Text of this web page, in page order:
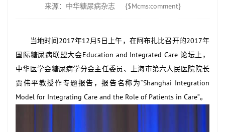
来源：中华糖尿病杂志
{$Mcms:comment}
当地时间2017年12月5日上午，在阿布扎比召开的2017年
国际糖尿病联盟大会Education and Integrated Care 论坛上，
中华医学会糖尿病学分会主任委员、上海市第六人民医院院长
贾伟平教授作专题报告，报告名称为“Shanghai Integration
Model for Integrating Care and the Role of Patients in Care”。